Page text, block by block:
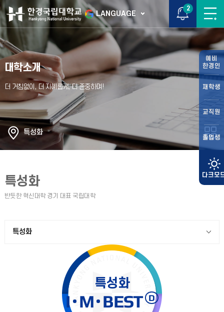
LANGUAGE
2
예비
한경인
재학생
교직원
졸업생
대학소개
특성화
특성화
특성화
특성화
I M BEST D